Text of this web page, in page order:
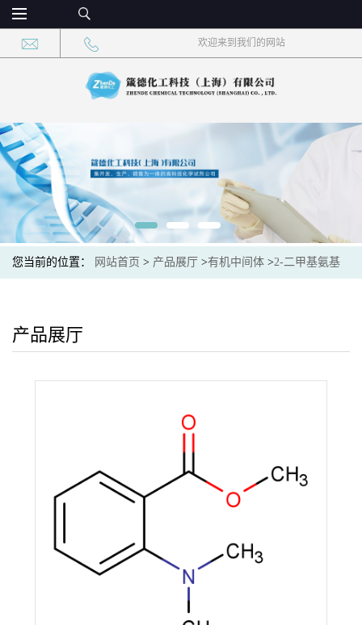
欢迎来到我们的网站
您当前的位置： 网站首页 > 产品展厅 >有机中间体 >2-二甲基氨基
产品展厅